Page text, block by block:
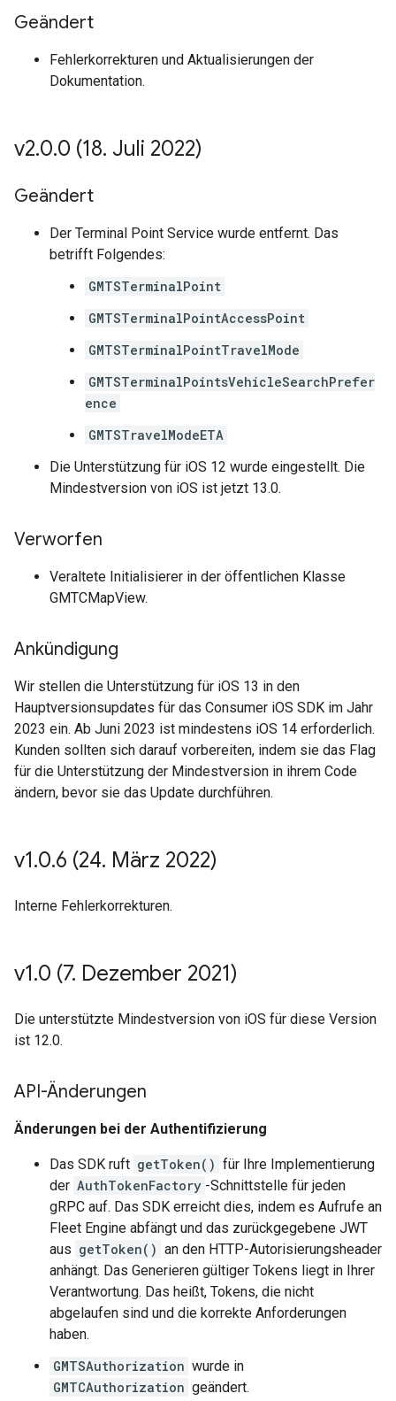
Geändert
Fehlerkorrekturen und Aktualisierungen der
Dokumentation.
v2.0.0 (18. Juli 2022)
Geändert
Der Terminal Point Service wurde entfernt. Das
betrifft Folgendes:
GMTSTerminalPoint
GMTSTerminalPointAccessPoint
GMTSTerminalPointTravelMode
GMTSTerminalPointsVehicleSearchPrefer
ence
GMTSTravelModeETA
Die Unterstützung für iOS 12 wurde eingestellt. Die
Mindestversion von iOS ist jetzt 13.0.
Verworfen
Veraltete Initialisierer in der öffentlichen Klasse
GMTCMapView.
Ankündigung
Wir stellen die Unterstützung für iOS 13 in den
Hauptversionsupdates für das Consumer iOS SDK im Jahr
2023 ein. Ab Juni 2023 ist mindestens iOS 14 erforderlich.
Kunden sollten sich darauf vorbereiten, indem sie das Flag
für die Unterstützung der Mindestversion in ihrem Code
ändern, bevor sie das Update durchführen.
v1.0.6 (24. März 2022)
Interne Fehlerkorrekturen.
v1.0 (7. Dezember 2021)
Die unterstützte Mindestversion von iOS für diese Version
ist 12.0.
API-Änderungen
Änderungen bei der Authentifizierung
Das SDK ruft getToken() für Ihre Implementierung
der AuthTokenFactory -Schnittstelle für jeden
gRPC auf. Das SDK erreicht dies, indem es Aufrufe an
Fleet Engine abfängt und das zurückgegebene JWT
aus getToken() an den HTTP-Autorisierungsheader
anhängt. Das Generieren gültiger Tokens liegt in Ihrer
Verantwortung. Das heißt, Tokens, die nicht
abgelaufen sind und die korrekte Anforderungen
haben.
GMTSAuthorization wurde in
GMTCAuthorization geändert.